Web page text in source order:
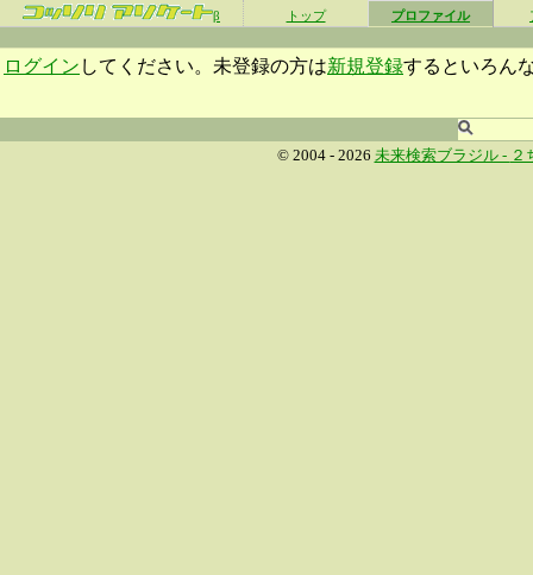
β トップ プロファイル
ログイン してください。未登録の方は新規登録するといろん
© 2004 - 2026 未来検索ブラジル - ２